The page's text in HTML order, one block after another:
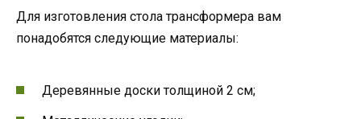
Для изготовления стола трансформера вам
понадобятся следующие материалы:
Деревянные доски толщиной 2 см;